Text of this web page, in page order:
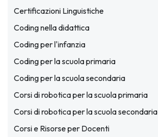
Certificazioni Linguistiche
Coding nella didattica
Coding per l'infanzia
Coding per la scuola primaria
Coding per la scuola secondaria
Corsi di robotica per la scuola primaria
Corsi di robotica per la scuola secondaria
Corsi e Risorse per Docenti